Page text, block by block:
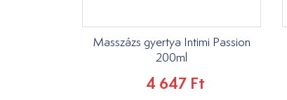
Masszázs gyertya Intimi Passion
200ml
4 647 Ft